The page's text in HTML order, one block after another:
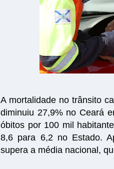
A mortalidade no trânsito
diminuiu 27,9% no Ceará
óbitos por 100 mil
8,6 para 6,2 no Estado.
supera a média nacional,